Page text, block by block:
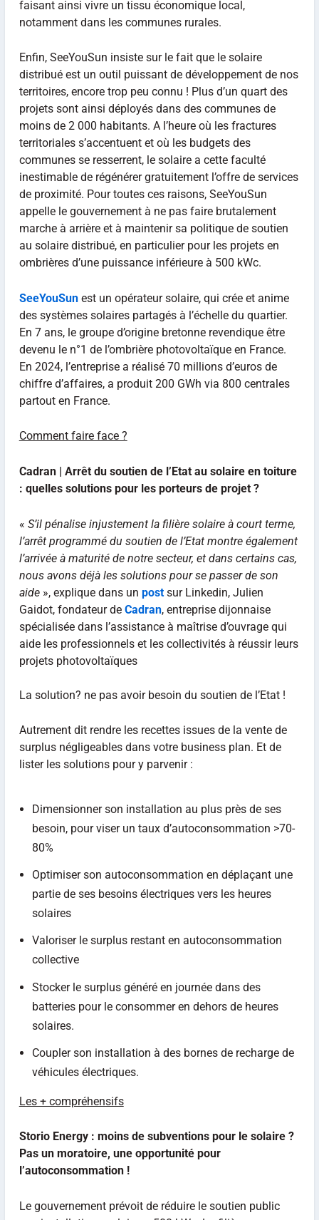
faisant ainsi vivre un tissu économique local,
notamment dans les communes rurales.
Enfin, SeeYouSun insiste sur le fait que le solaire
distribué est un outil puissant de développement de nos
territoires, encore trop peu connu ! Plus d’un quart des
projets sont ainsi déployés dans des communes de
moins de 2 000 habitants. A l’heure où les fractures
territoriales s’accentuent et où les budgets des
communes se resserrent, le solaire a cette faculté
inestimable de régénérer gratuitement l’offre de services
de proximité. Pour toutes ces raisons, SeeYouSun
appelle le gouvernement à ne pas faire brutalement
marche à arrière et à maintenir sa politique de soutien
au solaire distribué, en particulier pour les projets en
ombrières d’une puissance inférieure à 500 kWc.
SeeYouSun est un opérateur solaire, qui crée et anime
des systèmes solaires partagés à l’échelle du quartier.
En 7 ans, le groupe d’origine bretonne revendique être
devenu le n°1 de l’ombrière photovoltaïque en France.
En 2024, l’entreprise a réalisé 70 millions d’euros de
chiffre d’affaires, a produit 200 GWh via 800 centrales
partout en France.
Comment faire face ?
Cadran | Arrêt du soutien de l’Etat au solaire en toiture
: quelles solutions pour les porteurs de projet ?
« S’il pénalise injustement la filière solaire à court terme,
l’arrêt programmé du soutien de l’Etat montre également
l’arrivée à maturité de notre secteur, et dans certains cas,
nous avons déjà les solutions pour se passer de son
aide», explique dans un post sur Linkedin, Julien
Gaidot, fondateur de Cadran, entreprise dijonnaise
spécialisée dans l’assistance à maîtrise d’ouvrage qui
aide les professionnels et les collectivités à réussir leurs
projets photovoltaïques
La solution? ne pas avoir besoin du soutien de l’Etat !
Autrement dit rendre les recettes issues de la vente de
surplus négligeables dans votre business plan. Et de
lister les solutions pour y parvenir :
Dimensionner son installation au plus près de ses
besoin, pour viser un taux d’autoconsommation >70-
80%
Optimiser son autoconsommation en déplaçant une
partie de ses besoins électriques vers les heures
solaires
Valoriser le surplus restant en autoconsommation
collective
Stocker le surplus généré en journée dans des
batteries pour le consommer en dehors de heures
solaires.
Coupler son installation à des bornes de recharge de
véhicules électriques.
Les + compréhensifs
Storio Energy : moins de subventions pour le solaire ?
Pas un moratoire, une opportunité pour
l’autoconsommation !
Le gouvernement prévoit de réduire le soutien public